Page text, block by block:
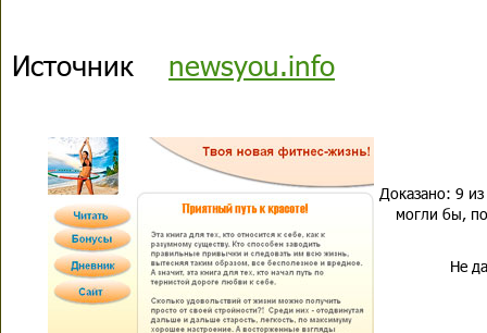
Источник newsyou.info
Доказано: 9
могли бы,
Не